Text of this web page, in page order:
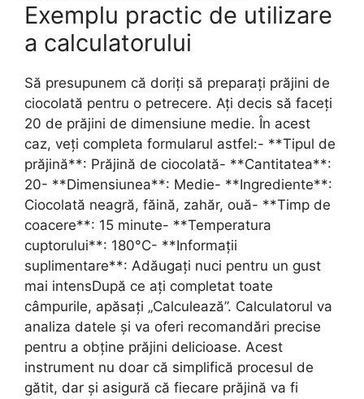
Exemplu practic de utilizare
a calculatorului
Să presupunem că doriți să preparați prăjini de
ciocolată pentru o petrecere. Ați decis să faceți
20 de prăjini de dimensiune medie. În acest
caz, veți completa formularul astfel:- **Tipul de
prăjină**: Prăjină de ciocolată- **Cantitatea**:
20- **Dimensiunea**: Medie- **Ingrediente**:
Ciocolată neagră, făină, zahăr, ouă- **Timp de
coacere**: 15 minute- **Temperatura
cuptorului**: 180°C- **Informații
suplimentare**: Adăugați nuci pentru un gust
mai intensDupă ce ați completat toate
câmpurile, apăsați „Calculează”. Calculatorul va
analiza datele și va oferi recomandări precise
pentru a obține prăjini delicioase. Acest
instrument nu doar că simplifică procesul de
gătit, dar și asigură că fiecare prăjină va fi